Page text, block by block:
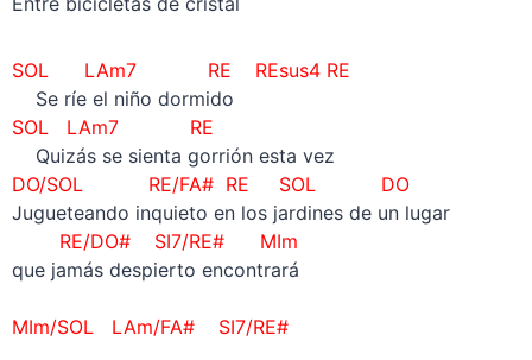
SOL LAm7 RE REsus4 RE
Se ríe el niño dormido
SOL LAm7 RE
Quizás se sienta gorrión esta vez
DO/SOL RE/FA# RE SOLDO
Jugueteando inquieto en los jardines de un lugar
RE/DO# SI7/RE# MIm
que jamás despierto encontrará
MIm/SOL LAm/FA# SI7/RE#